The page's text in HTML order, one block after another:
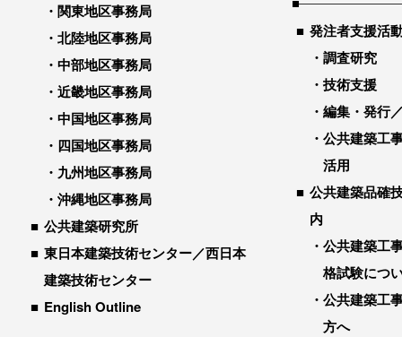
関東地区事務局
北陸地区事務局
中部地区事務局
近畿地区事務局
中国地区事務局
四国地区事務局
九州地区事務局
沖縄地区事務局
公共建築研究所
東日本建築技術センター／西日本
建築技術センター
English Outline
発注者支援活
調査研究
技術支援
編集・発行
公共建築工
活用
公共建築品確
内
公共建築工
格試験につ
公共建築工
方へ